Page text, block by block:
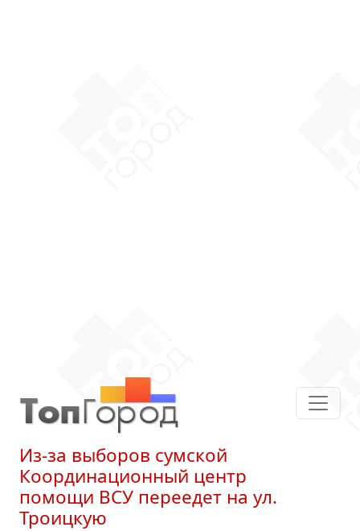
Из-за выборов сумской
Координационный центр
помощи ВСУ переедет на ул.
Троицкую